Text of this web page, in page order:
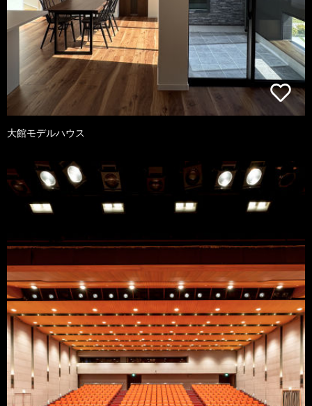
大館モデルハウス